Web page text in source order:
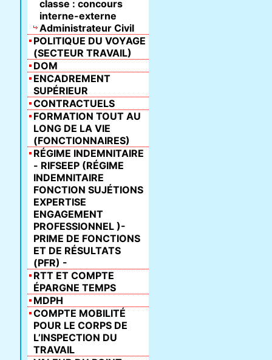
classe : concours
interne-externe
Administrateur Civil
POLITIQUE DU VOYAGE
(SECTEUR TRAVAIL)
DOM
ENCADREMENT
SUPÉRIEUR
CONTRACTUELS
FORMATION TOUT AU
LONG DE LA VIE
(FONCTIONNAIRES)
RÉGIME INDEMNITAIRE
- RIFSEEP (RÉGIME
INDEMNITAIRE
FONCTION SUJÉTIONS
EXPERTISE
ENGAGEMENT
PROFESSIONNEL )-
PRIME DE FONCTIONS
ET DE RÉSULTATS
(PFR) -
RTT ET COMPTE
ÉPARGNE TEMPS
MDPH
COMPTE MOBILITÉ
POUR LE CORPS DE
L’INSPECTION DU
TRAVAIL